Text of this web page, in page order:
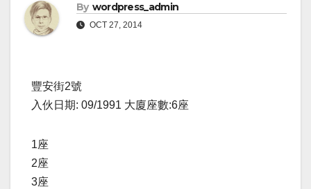
By wordpress_admin
OCT 27, 2014
豐安街2號
入伙日期: 09/1991 大廈座數:6座
1座
2座
3座